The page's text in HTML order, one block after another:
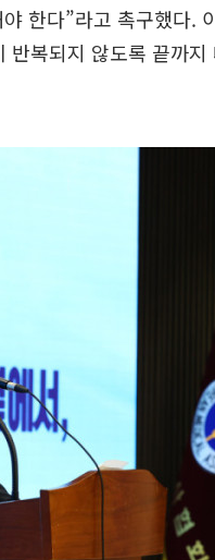
한다”라고 촉구했다.
복되지 않도록 끝까